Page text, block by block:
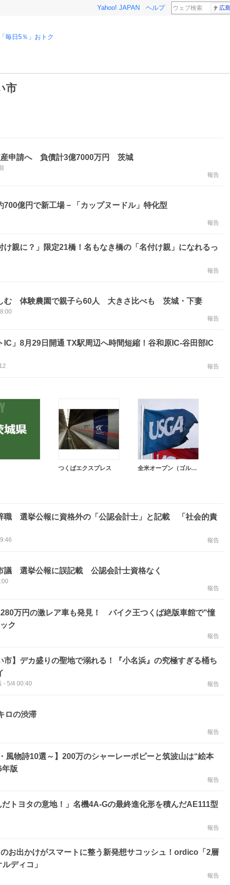
Yahoo! JAPAN ヘルプ
毎日5％」おトク
市
申請へ 負債計3億7000万円 茨城
報告
700億円で新工場－「カップヌードル」特化型
報告
け親に？」限定21橋！名もなき橋の「名付け親」になれるっ
報告
しむ 体験農園で親子ら60人 大きさ比べも 茨城・下妻
報告
IC」8月29日開通 TX駅周辺へ時間短縮！谷和原IC‐谷田部IC
報告
つくばエクスプレス 全米オープン（ゴルフ）
職 選挙公報に資格外の「公認会計士」と記載 「社会的責
報告
議 選挙公報に誤記載 公認会計士資格なく
報告
万円の激レア車も発見！ バイク王つくば絶版車館で"憧
ク
報告
市】デカ盛りの聖地で溺れる！『小名浜』の究極すぎる桶ち
- 5/4 00:40 報告
ロの渋滞
報告
風物詩10選～】200万のシャーレーポピーと筑波山は“絵本
年版
報告
だトヨタの意地！」名機4A-Gの最終進化形を積んだAE111型
報告
お出かけがスマートに整う新発想サコッシュ！ordico「2層
ディコ」
報告